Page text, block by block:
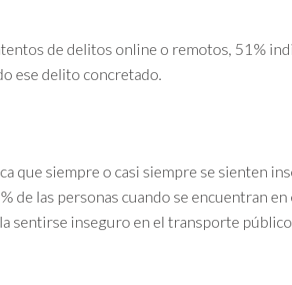
de delitos online o remotos, 51%
ese delito concretado.
que siempre o casi siempre se sienten
de las personas cuando se encuentran
sentirse inseguro en el transporte